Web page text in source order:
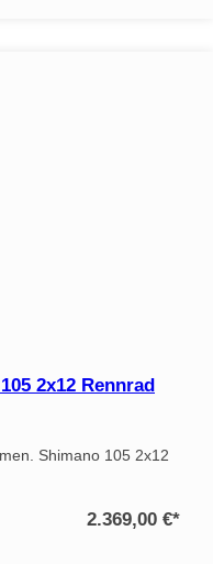
2x12 Rennrad
Shimano 105 2x12
2.369,00 €*